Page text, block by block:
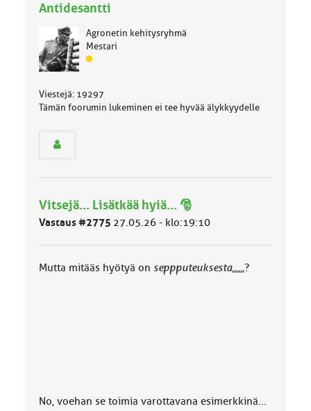
l
e
n
i
h
Antidesantti
Agronetin kehitysryhmä
Mestari
J
e
u
o
:
Viestejä: 19297
Tämän foorumin lukeminen ei tee hyvää älykkyydelle
Vitsejä... Lisätkää hyiä... 🎅
Vastaus #2775 27.05.26 - klo:19:10
Mutta mitääs hyötyä on seppputeuksesta,,,,,,?
No, voehan se toimia varottavana esimerkkinä...